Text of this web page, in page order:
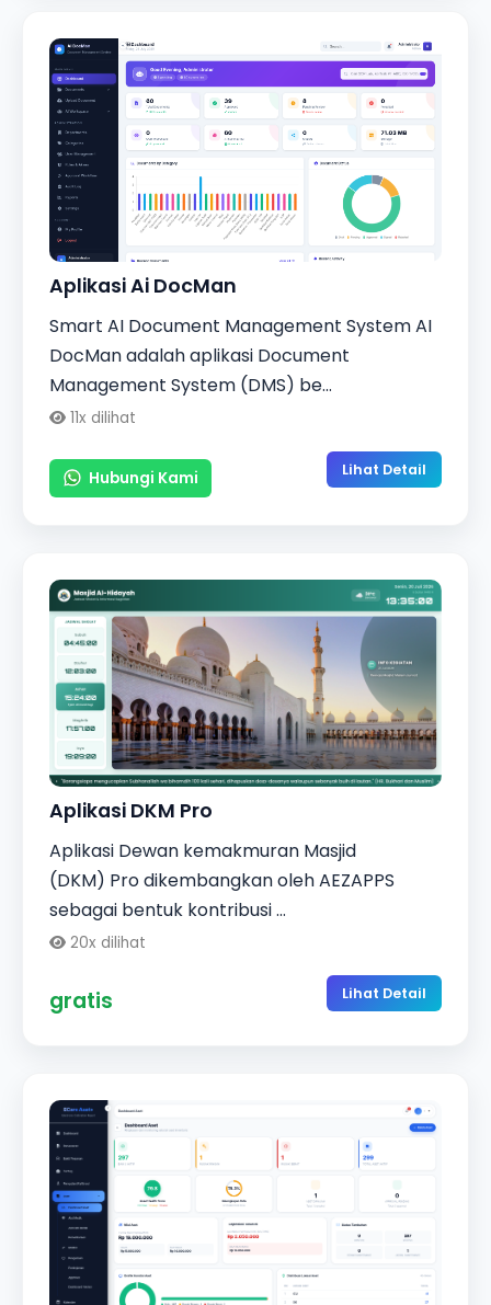
Aplikasi Ai DocMan
Smart AI Document Management System AI
DocMan adalah aplikasi Document
Management System (DMS) be...
11x dilihat
Hubungi Kami Lihat Detail
Aplikasi DKM Pro
Aplikasi Dewan kemakmuran Masjid
(DKM) Pro dikembangkan oleh AEZAPPS
sebagai bentuk kontribusi ...
20x dilihat
gratis Lihat Detail